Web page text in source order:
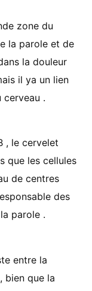
zone du
la parole et de
la douleur
il ya un lien
.
, le cervelet
que les cellules
de centres
des
parole .
entre la
bien que la